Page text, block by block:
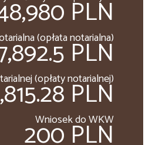
PLN
(opłata notarialna)
PLN
(opłaty notarialnej)
PLN
Wniosek do WKW
200 PLN